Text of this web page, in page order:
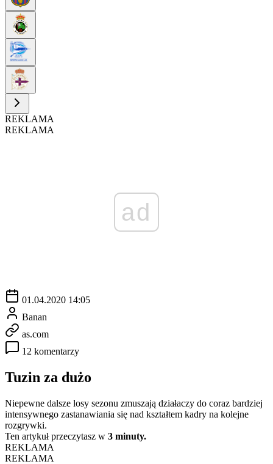
REKLAMA
REKLAMA
ad
01.04.2020 14:05
Banan
as.com
12 komentarzy
Tuzin za dużo
Niepewne dalsze losy sezonu zmuszają działaczy do coraz bardziej
intensywnego zastanawiania się nad kształtem kadry na kolejne
rozgrywki.
Ten artykuł przeczytasz w 3 minuty.
REKLAMA
REKLAMA